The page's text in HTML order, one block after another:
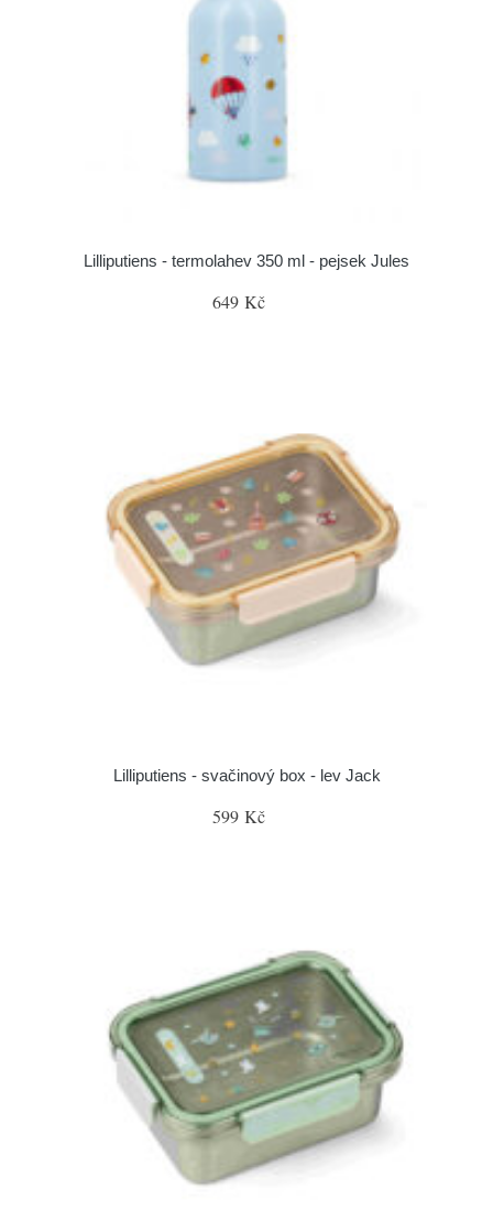
Lilliputiens - termolahev 350 ml - pejsek Jules
649 Kč
Lilliputiens - svačinový box - lev Jack
599 Kč